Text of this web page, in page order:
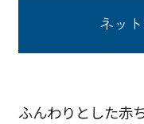
ネッ
ふんわりとした赤